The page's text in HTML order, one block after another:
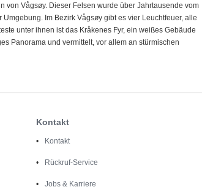
von Vågsøy. Dieser Felsen wurde über Jahrtausende vom
Im Bezirk Vågsøy gibt es vier Leuchtfeuer, alle
unter ihnen ist das Kråkenes Fyr, ein weißes Gebäude
Panorama und vermittelt, vor allem an stürmischen
Kontakt
Kontakt
Rückruf-Service
Jobs & Karriere